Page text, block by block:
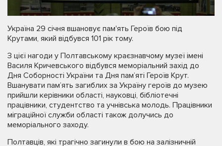
Україна 29 січня вшановує пам'ять Героїв бою під
Крутами, який відбувся 101 рік тому.
З цієї нагоди у Полтавському краєзнавчому музеї імені
Василя Кричевського відбувся меморіальний захід до
Дня Соборності України та Дня пам’яті Героїв Крут.
Вшанувати пам’ять загиблих за Україну героїв до музею
прийшли керівники області, науковці, бібліотечні
працівники, студентство та учнівська молодь. Працівники
міграційної служби області також долучись до
меморіального заходу.
Полтавців, які трагічно загинули в бою на залізничній